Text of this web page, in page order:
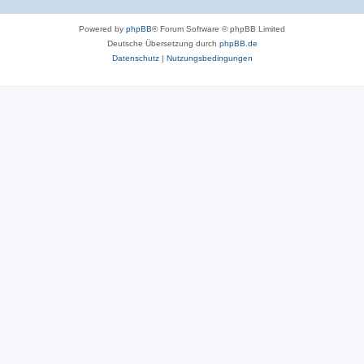
Powered by phpBB® Forum Software © phpBB Limited
Deutsche Übersetzung durch phpBB.de
Datenschutz| Nutzungsbedingungen